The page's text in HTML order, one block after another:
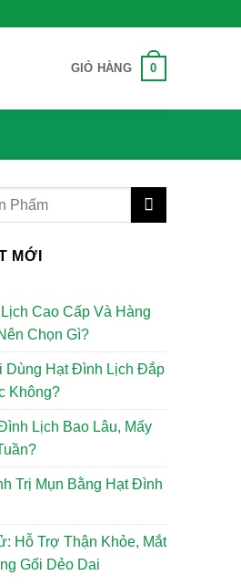
GIỎ HÀNG 0
MỚI
Cao Cấp Và Hàng
Chọn Gì?
Dùng Hạt Đình Lịch Đắp
Không?
Lịch Bao Lâu, Mấy
Trị Mụn Bằng Hạt Đình
Hỗ Trợ Thận Khỏe, Mắt
Gối Dẻo Dai